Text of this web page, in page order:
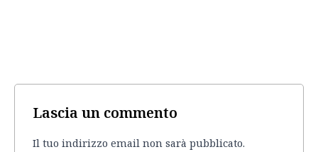
Lascia un commento
Il tuo indirizzo email non sarà pubblicato.